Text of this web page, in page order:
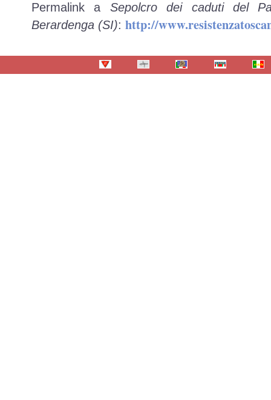
Permalink a Sepolcro dei caduti del
Berardenga (SI): http://